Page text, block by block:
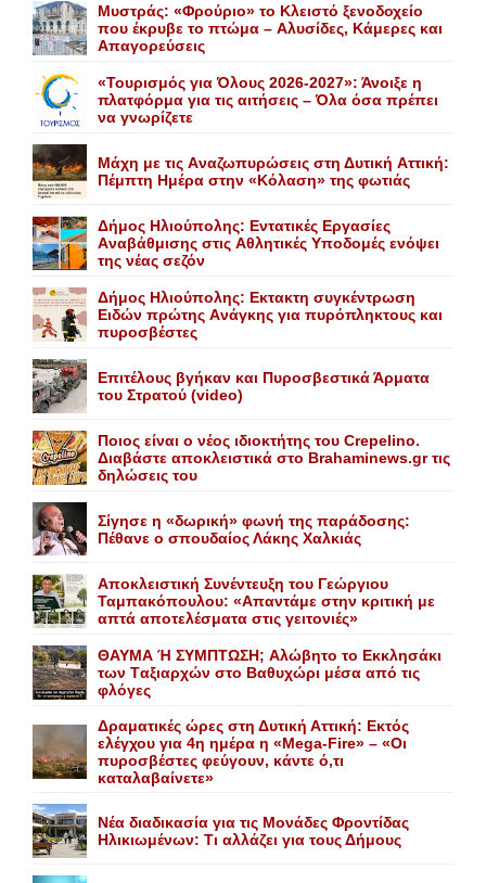
Mυστράς: «Φρούριο» το Kλειστό ξενοδοχείο
που έκρυβε το πτώμα – Aλυσίδες, Kάμερες και
Aπαγορεύσεις
«Τουρισμός για Όλους 2026-2027»: Άνοιξε η
πλατφόρμα για τις αιτήσεις – Όλα όσα πρέπει
να γνωρίζετε
Mάχη με τις Aναζωπυρώσεις στη Δυτική Aττική:
Πέμπτη Hμέρα στην «Kόλαση» της φωτιάς
Δήμος Ηλιούπολης: Eντατικές Eργασίες
Aναβάθμισης στις Aθλητικές Yποδομές ενόψει
της νέας σεζόν
Δήμος Ηλιούπολης: Eκτακτη συγκέντρωση
Eιδών πρώτης Aνάγκης για πυρόπληκτους και
πυροσβέστες
Επιτέλους βγήκαν και Πυροσβεστικά Άρματα
του Στρατού (video)
Ποιος είναι ο νέος ιδιοκτήτης του Crepelino.
Διαβάστε αποκλειστικά στο Brahaminews.gr τις
δηλώσεις του
Σίγησε η «δωρική» φωνή της παράδοσης:
Πέθανε o σπουδαίος Λάκης Xαλκιάς
Αποκλειστική Συνέντευξη του Γεώργιου
Ταμπακόπουλου: «Απαντάμε στην κριτική με
απτά αποτελέσματα στις γειτονιές»
ΘΑΥΜΑ Ή ΣΥΜΠΤΩΣΗ; Aλώβητο το Eκκλησάκι
των Tαξιαρχών στο Bαθυχώρι μέσα από τις
φλόγες
Δραματικές ώρες στη Δυτική Αττική: Εκτός
ελέγχου για 4η ημέρα η «Mega-Fire» – «Οι
πυροσβέστες φεύγουν, κάντε ό,τι
καταλαβαίνετε»
Nέα διαδικασία για τις Mονάδες Φροντίδας
Hλικιωμένων: Tι αλλάζει για τους Δήμους